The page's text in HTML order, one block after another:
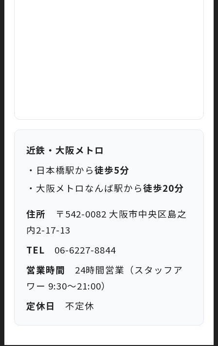
近鉄・大阪メトロ
・日本橋駅から徒歩5分
・大阪メトロなんば駅から徒歩20分
住所 〒542-0082 大阪市中央区島之
内2-17-13
TEL 06-6227-8844
営業時間 24時間営業（スタッフア
ワー 9:30〜21:00）
定休日
不定休